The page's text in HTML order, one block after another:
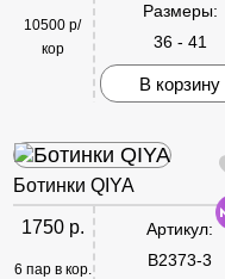
10500 р/
кор
Размеры:
36 - 41
В корзину
Ботинки QIYA
1750 р.
6 пар в кор.
Артикул:
B2373-3